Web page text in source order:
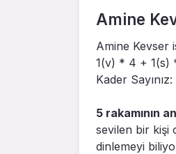
Amine
Amine Kevser
1(v) * 4 + 1(s)
Kader
5 rakamının
sevilen bir kişi
dinlemeyi